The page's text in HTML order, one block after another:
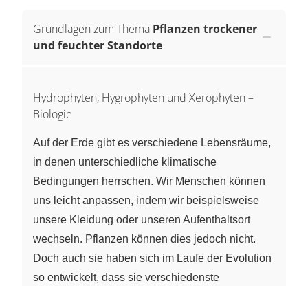
Grundlagen zum Thema Pflanzen trockener
und feuchter Standorte
Hydrophyten, Hygrophyten und Xerophyten –
Biologie
Auf der Erde gibt es verschiedene Lebensräume,
in denen unterschiedliche klimatische
Bedingungen herrschen. Wir Menschen können
uns leicht anpassen, indem wir beispielsweise
unsere Kleidung oder unseren Aufenthaltsort
wechseln. Pflanzen können dies jedoch nicht.
Doch auch sie haben sich im Laufe der Evolution
so entwickelt, dass sie verschiedenste